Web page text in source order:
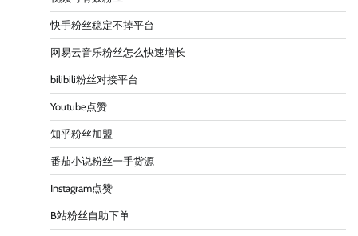
快手粉丝稳定不掉平台
网易云音乐粉丝怎么快速增长
bilibili粉丝对接平台
Youtube点赞
知乎粉丝加盟
番茄小说粉丝一手货源
Instagram点赞
B站粉丝自助下单